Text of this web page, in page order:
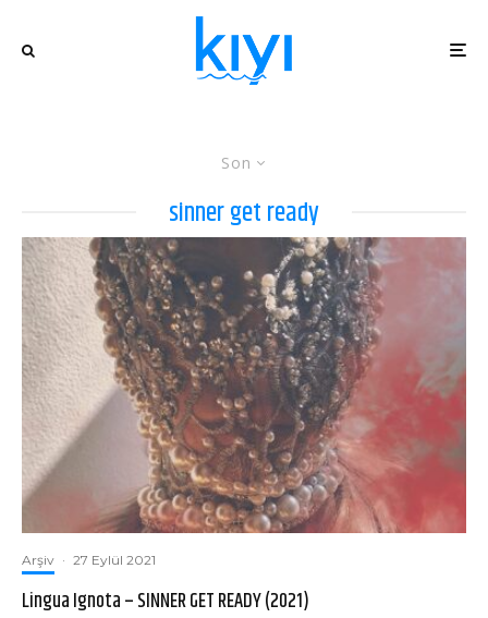
Son
sinner get ready
Arşiv · 27 Eylül 2021
Lingua Ignota – SINNER GET READY (2021)